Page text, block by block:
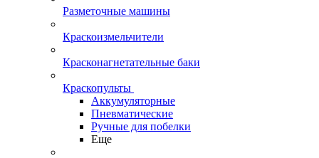
Разметочные машины
Краскоизмельчители
Красконагнетательные баки
Краскопульты
Аккумуляторные
Пневматические
Ручные для побелки
Еще